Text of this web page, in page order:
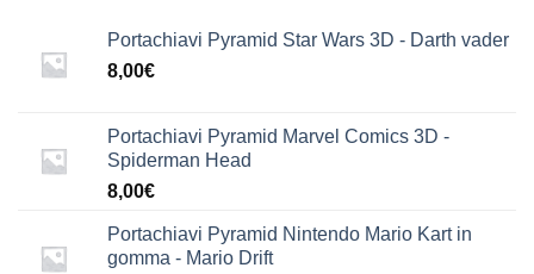
Portachiavi Pyramid Star Wars 3D - Darth vader
8,00€
Portachiavi Pyramid Marvel Comics 3D -
Spiderman Head
8,00€
Portachiavi Pyramid Nintendo Mario Kart in
gomma - Mario Drift